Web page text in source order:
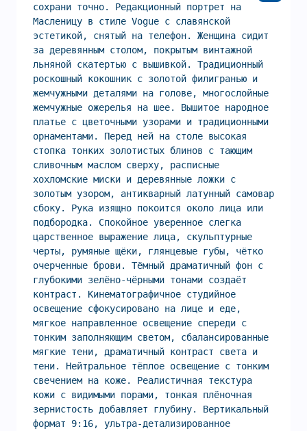
сохрани точно. Редакционный портрет на
Масленицу в стиле Vogue с славянской
эстетикой, снятый на телефон. Женщина сидит
за деревянным столом, покрытым винтажной
льняной скатертью с вышивкой. Традиционный
роскошный кокошник с золотой филигранью и
жемчужными деталями на голове, многослойные
жемчужные ожерелья на шее. Вышитое народное
платье с цветочными узорами и традиционными
орнаментами. Перед ней на столе высокая
стопка тонких золотистых блинов с тающим
сливочным маслом сверху, расписные
хохломские миски и деревянные ложки с
золотым узором, антикварный латунный самовар
сбоку. Рука изящно покоится около лица или
подбородка. Спокойное уверенное слегка
царственное выражение лица, скульптурные
черты, румяные щёки, глянцевые губы, чётко
очерченные брови. Тёмный драматичный фон с
глубокими зелёно-чёрными тонами создаёт
контраст. Кинематографичное студийное
освещение сфокусировано на лице и еде,
мягкое направленное освещение спереди с
тонким заполняющим светом, сбалансированные
мягкие тени, драматичный контраст света и
тени. Нейтральное тёплое освещение с тонким
свечением на коже. Реалистичная текстура
кожи с видимыми порами, тонкая плёночная
зернистость добавляет глубину. Вертикальный
формат 9:16, ультра-детализированное